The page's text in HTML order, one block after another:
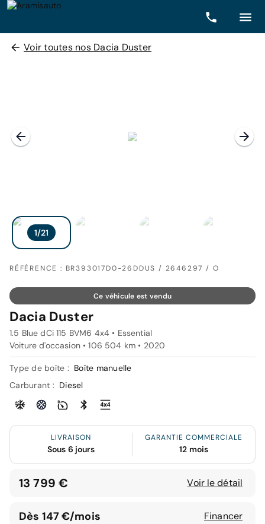
Voir toutes nos Dacia Duster
RÉFÉRENCE : BR393017D0-26DDUS / 2646297 / O
Ce véhicule est vendu
Dacia Duster
1.5 Blue dCi 115 BVM6 4x4 • Essential
Voiture d'occasion • 106 504 km • 2020
Type de boîte : Boîte manuelle
Carburant : Diesel
LIVRAISON
Sous 6 jours
GARANTIE COMMERCIALE
12 mois
13 799 € Voir le détail
Dès 147 €/mois Financer